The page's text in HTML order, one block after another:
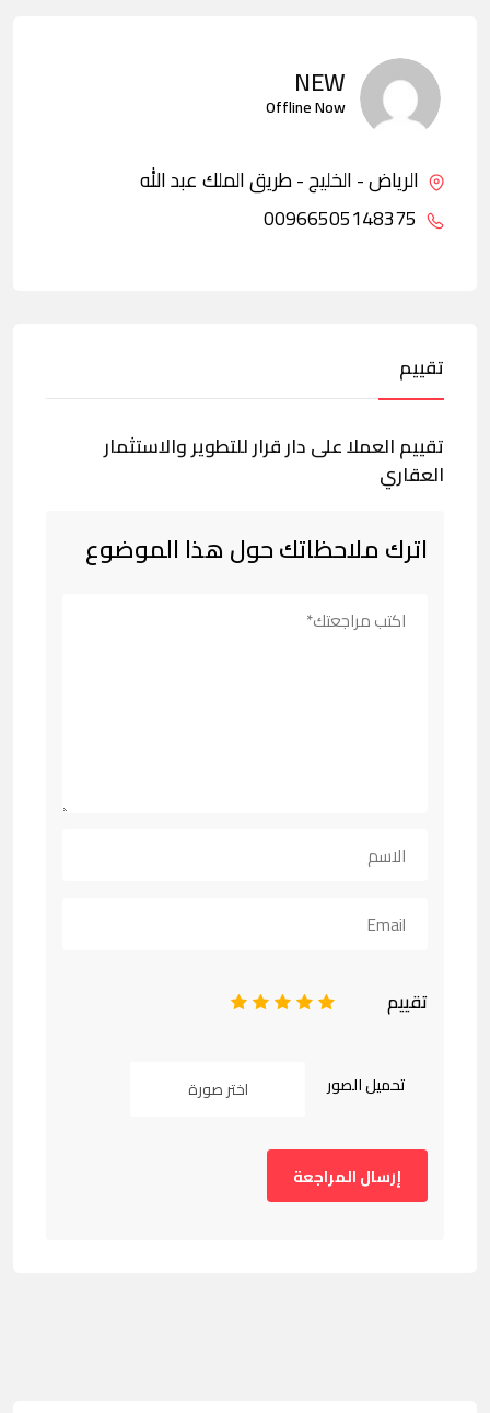
NEW
Offline Now
الرياض - الخليج - طريق الملك عبد الله
تقييم
تقييم العملا على دار قرار للتطوير والاستثمار
العقاري
اترك ملاحظاتك حول هذا الموضوع
تقييم 5
4
3
2
تحميل الصور اختر صورة